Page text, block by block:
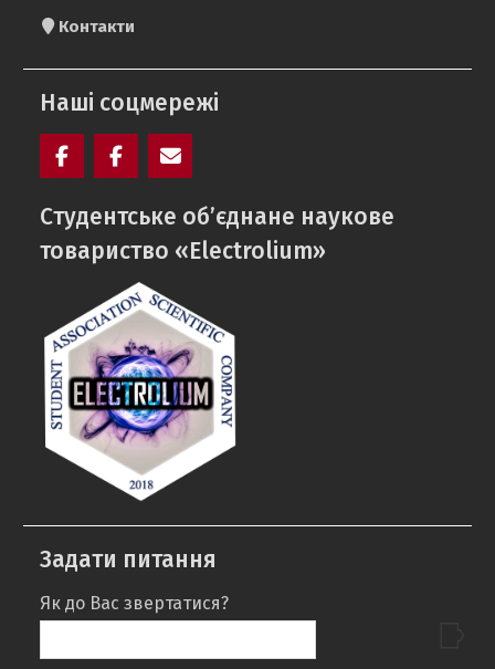
Контакти
Наші соцмережі
кафедри
mail
Cтудентське об’єднане наукове
товариство «Electrolium»
Задати питання
Як до Вас звертатися?